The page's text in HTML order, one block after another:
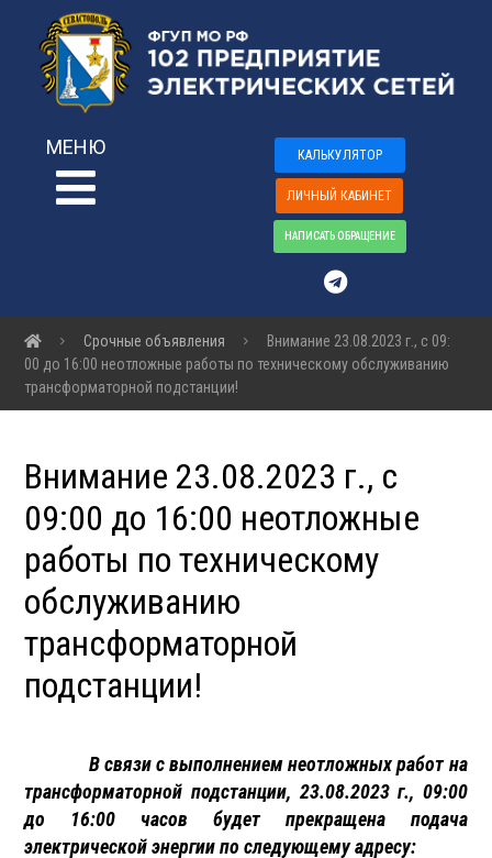
МЕНЮ КАЛЬКУЛЯТОР
ЛИЧНЫЙ КАБИНЕТ
НАПИСАТЬ ОБРАЩЕНИЕ
Срочные объявления
Внимание 23.08.2023 г., с 09:
00 до 16:00 неотложные работы по техническому обслуживанию
трансформаторной подстанции!
Внимание 23.08.2023 г., с
09:00 до 16:00 неотложные
работы по техническому
обслуживанию
трансформаторной
подстанции!
В связи с выполнением неотложных работ на
трансформаторной подстанции, 23.08.2023 г., 09:00
до 16:00 часов будет прекращена подача
электрической энергии по следующему адресу: